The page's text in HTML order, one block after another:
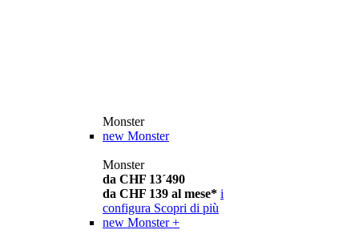
Monster
new Monster
Monster
da CHF 13´490
da CHF 139 al mese* i
configura Scopri di più
new Monster +